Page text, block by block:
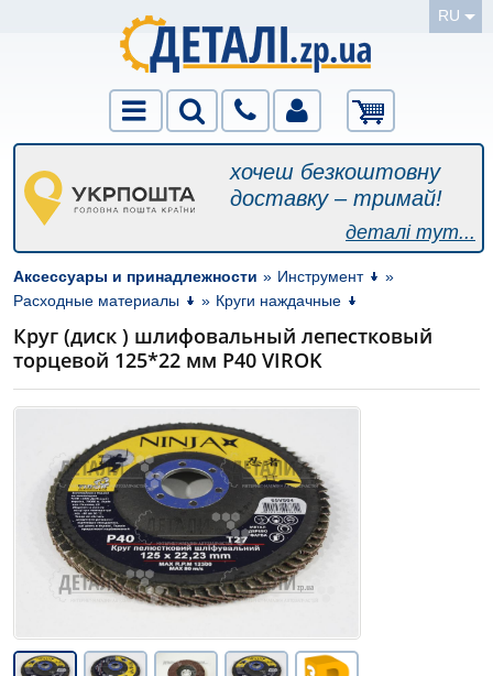
RU
хочеш безкоштовну
доставку – тримай!
деталі тут...
Аксессуары и принадлежности » Инструмент
»
Расходные материалы
» Круги наждачные
Круг (диск ) шлифовальный лепестковый
торцевой 125*22 мм Р40 VIROK